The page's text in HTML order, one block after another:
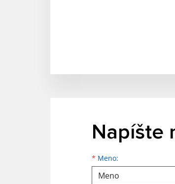
Napíšte
* Meno:
Meno
Priezvisko
E-mailová adresa